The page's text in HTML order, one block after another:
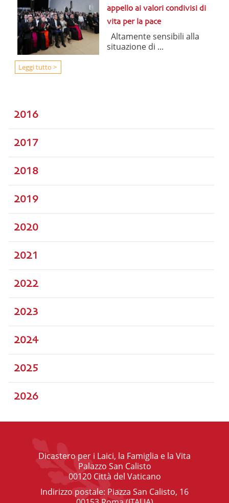
appello ai valori condivisi di
vita per la pace
Altamente sensibili alla
situazione di ...
Leggi tutto >
2016
2017
2018
2019
2020
2021
2022
2023
2024
2025
2026
Dicastero per i Laici, la Famiglia e la Vita
Palazzo San Calisto
00120 Città del Vaticano
Indirizzo postale: Piazza San Calisto, 16